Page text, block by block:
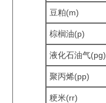
豆粕(m)
棕榈油(p)
液化石油气(pg)
聚丙烯(pp)
粳米(rr)